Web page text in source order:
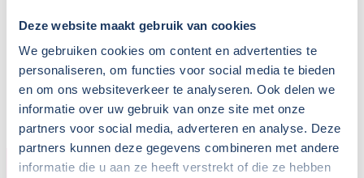
Deze website maakt gebruik van cookies
We gebruiken cookies om content en advertenties te
personaliseren, om functies voor social media te bieden
en om ons websiteverkeer te analyseren. Ook delen we
informatie over uw gebruik van onze site met onze
partners voor social media, adverteren en analyse. Deze
partners kunnen deze gegevens combineren met andere
informatie die u aan ze heeft verstrekt of die ze hebben
Standaard haaltijd:
16.00 uur
Standaard retourtijd:
09.00 uur
Plaatsnaam:
Oosterhout
Parkeren eigen auto:
Op terrein verhuurder
CAMPER